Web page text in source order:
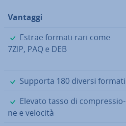
Vantaggi
✓
Estrae formati rari come
7ZIP, PAQ e DEB
✓
Supporta 180 diversi formati
✓
Elevato tasso di com­pres­sio­
ne e velocità